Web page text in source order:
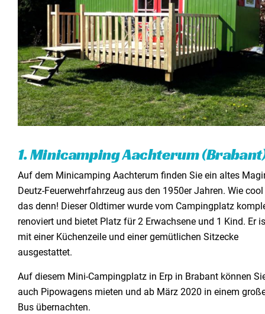
Noch mehr einzigartige Aufenthalte
1. Minicamping Aachterum
Auf dem Minicamping Aachterum finden Sie ein altes
Deutz-Feuerwehrfahrzeug aus den 1950er Jahren. Wie
das denn! Dieser Oldtimer wurde vom Campingplatz
renoviert und bietet Platz für 2 Erwachsene und 1 Kind. Er
mit einer Küchenzeile und einer gemütlichen Sitzecke
ausgestattet.
Auf diesem Mini-Campingplatz in Erp in Brabant können
auch Pipowagens mieten und ab März 2020 in einem
Bus übernachten.